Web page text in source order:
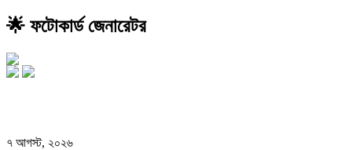
🌟 ফটোকার্ড জেনারেটর
৭ আগস্ট, ২০২৬